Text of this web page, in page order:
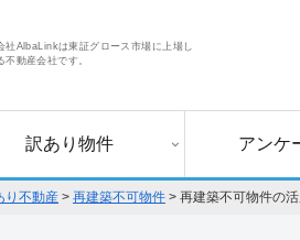
社AlbaLinkは東証グロース市場に上場し
不動産会社です。
訳あり物件 アンケ
り不動産 > 再建築不可物件 > 再建築不可物件の